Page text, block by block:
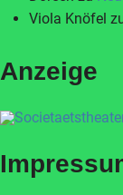
Viola Knöfel
Anzeige